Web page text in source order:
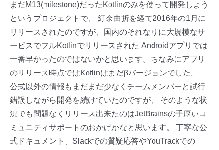
まだM13(milestone)だったKotlinのみを使って開発しよう
というプロジェクトで、 紆余曲折を経て2016年の1月に
リリースされたのですが、国内のそれなりに大規模なサ
ービスでフルKotlinでリリースされた Androidアプリでは
一番早かったのではないかと思います。ちなみにアプリ
のリリース時点ではKotlinはまだβバージョンでした。
公式以外の情報もまだまだ少なくチームメンバーと試行
錯誤しながら開発を続けていたのですが、 そのような状
況でも問題なくリリース出来たのはJetBrainsの手厚いコ
ミュニティサポートのおかげかなと思います。 丁寧な公
式ドキュメント、Slackでの質疑応答やYouTrackでの